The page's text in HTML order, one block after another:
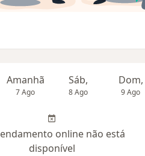
Amanhã
7 Ago
Sáb,
8 Ago
Dom,
9 Ago
online não está
disponível